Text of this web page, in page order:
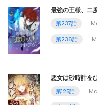
February 26, 2025
第73話
February 26, 2025
February 26, 2025
最強の王様、二
第237話
第236話
悪女は砂時計を
第125話